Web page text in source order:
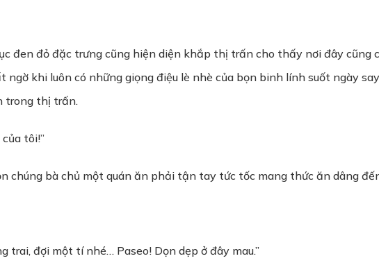
đen đỏ đặc trưng cũng hiện diện khắp thị trấn cho thấy nơi đây cũng
ngờ khi luôn có những giọng điệu lè nhè của bọn binh lính suốt ngày
trong thị trấn.
tôi!”
chúng bà chủ một quán ăn phải tận tay tức tốc mang thức ăn dâng
trai, đợi một tí nhé… Paseo! Dọn dẹp ở đây mau.”